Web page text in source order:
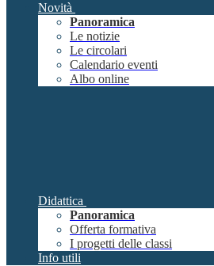
Novità
Panoramica
Le notizie
Le circolari
Calendario eventi
Albo online
Didattica
Panoramica
Offerta formativa
I progetti delle classi
Info utili